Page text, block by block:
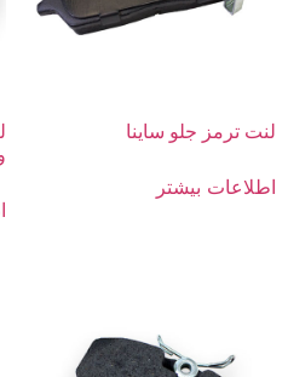
لنت ترمز جلو ساینا
اطلاعات بیشتر